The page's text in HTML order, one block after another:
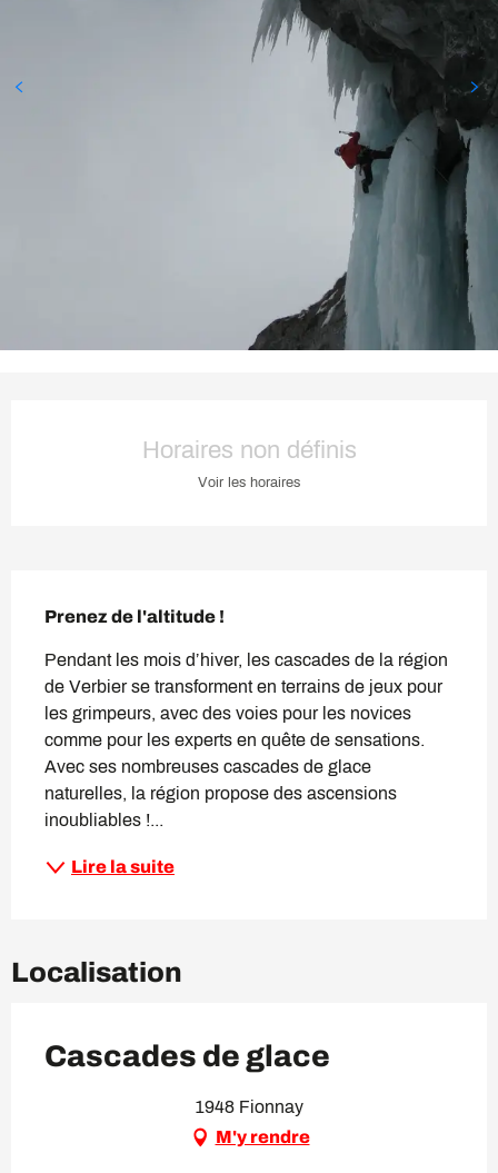
Horaires non définis
Voir les horaires
Prenez de l'altitude !
Pendant les mois d’hiver, les cascades de la région
de Verbier se transforment en terrains de jeux pour
les grimpeurs, avec des voies pour les novices
comme pour les experts en quête de sensations.
Avec ses nombreuses cascades de glace
naturelles, la région propose des ascensions
inoubliables !...
Lire la suite
Localisation
Cascades de glace
1948 Fionnay
M'y rendre